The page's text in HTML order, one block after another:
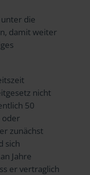
die
damit weiter
nicht
50
oder
zunächst
sich
Jahre
er vertraglich